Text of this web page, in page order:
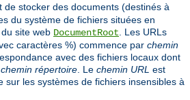
de stocker des documents (destinés à
du système de fichiers situées en
site web DocumentRoot . Les URLs
caractères %) commence par chemin
avec des fichiers locaux dont
chemin répertoire . Le chemin URL est
sur les systèmes de fichiers insensibles à